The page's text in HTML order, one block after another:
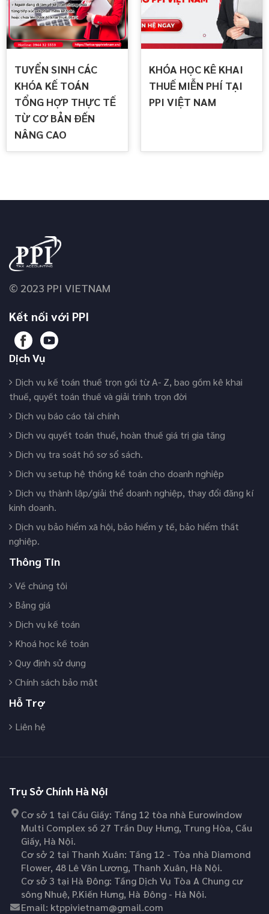
TUYỂN SINH CÁC
KHÓA KẾ TOÁN
TỔNG HỢP THỰC TẾ
TỪ CƠ BẢN ĐẾN
NÂNG CAO
KHÓA HỌC KÊ KHAI
THUẾ MIỄN PHÍ TẠI
PPI VIỆT NAM
© 2023 PPI VIETNAM
Kết nối với PPI
Dịch Vụ
Dịch vụ kế toán thuế trọn gói từ A- Z, bao gồm kê khai
thuế, quyết toán thuế và giải trình trọn đời
Dịch vụ báo cáo tài chính
Dịch vụ quyết toán thuế, hoàn thuế giá trị gia tăng
Dịch vụ tra soát hồ sơ sổ sách.
Dịch vụ setup hệ thống kế toán cho doanh nghiệp
Dịch vụ thành lập/giải thể doanh nghiệp, thay đổi đăng kí
kinh doanh.
Dịch vụ bảo hiểm xã hội, bảo hiểm y tế, bảo hiểm thất
nghiệp.
Thông Tin
Về chúng tôi
Bảng giá
Dịch vụ kế toán
Khoá học kế toán
Quy định sử dụng
Chính sách bảo mật
Hỗ Trợ
Liên hệ
Trụ Sở Chính Hà Nội
Cơ sở 1 tại Cầu Giấy: Tầng 12 tòa nhà Eurowindow
Multi Complex số 27 Trần Duy Hưng, Trung Hòa, Cầu
Giấy, Hà Nội.
Cơ sở 2 tại Thanh Xuân: Tầng 12 - Tòa nhà Diamond
Flower, 48 Lê Văn Lương, Thanh Xuân, Hà Nội.
Cơ sở 3 tại Hà Đông: Tầng Dịch Vụ Tòa A Chung cư
sông Nhuệ, P.Kiến Hưng, Hà Đông - Hà Nội.
Email: ktppivietnam@gmail.com